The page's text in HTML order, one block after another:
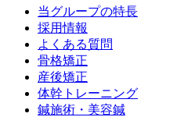
当グループの特長
採用情報
よくある質問
骨格矯正
産後矯正
体幹トレーニング
鍼施術・美容鍼